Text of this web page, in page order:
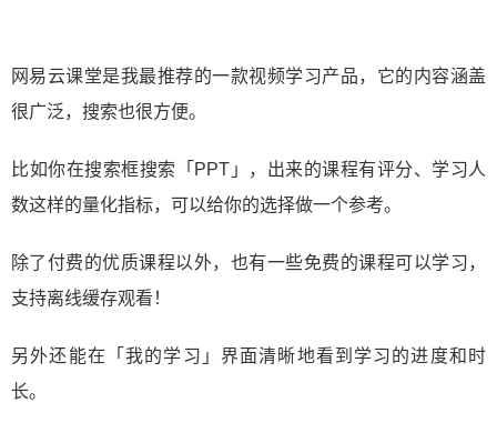
网易云课堂是我最推荐的一款视频学习产品，它的内容涵盖
很广泛，搜索也很方便。
比如你在搜索框搜索「PPT」，出来的课程有评分、学习人
数这样的量化指标，可以给你的选择做一个参考。
除了付费的优质课程以外，也有一些免费的课程可以学习，
支持离线缓存观看！
另外还能在「我的学习」界面清晰地看到学习的进度和时
长。